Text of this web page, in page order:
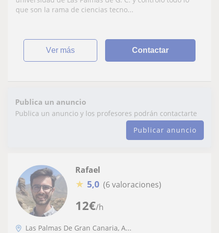
que son la rama de ciencias tecno...
ver más Contactar
Publica un anuncio
Publica un anuncio y los profesores podrán contactarte
Publicar anuncio
12€/h
Rafael
★ 5,0 (6 valoraciones)
Las Palmas De Gran Canaria, A...